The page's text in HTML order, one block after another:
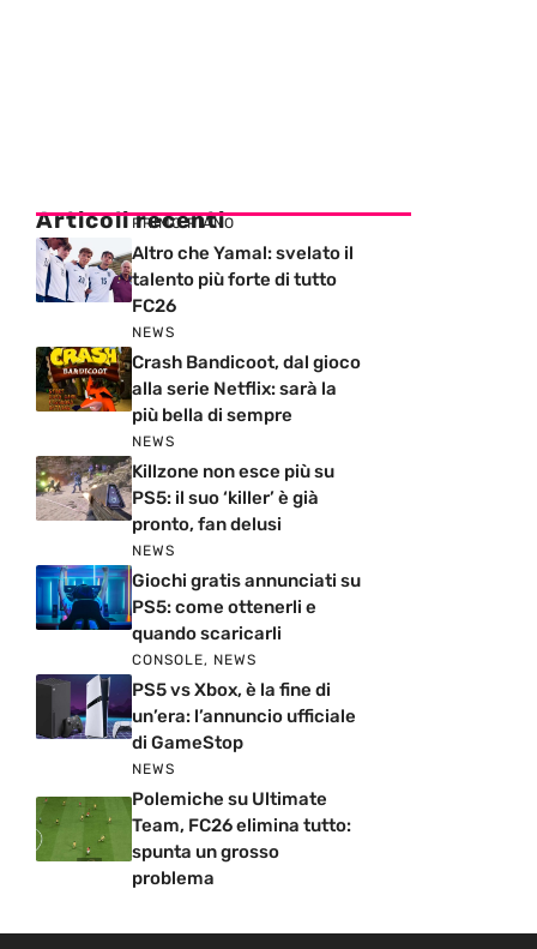
Articoli recenti
PRIMO PIANO
Altro che Yamal: svelato il
talento più forte di tutto
FC26
NEWS
Crash Bandicoot, dal gioco
alla serie Netflix: sarà la
più bella di sempre
NEWS
Killzone non esce più su
PS5: il suo ‘killer’ è già
pronto, fan delusi
NEWS
Giochi gratis annunciati su
PS5: come ottenerli e
quando scaricarli
CONSOLE, NEWS
PS5 vs Xbox, è la fine di
un’era: l’annuncio ufficiale
di GameStop
NEWS
Polemiche su Ultimate
Team, FC26 elimina tutto:
spunta un grosso
problema